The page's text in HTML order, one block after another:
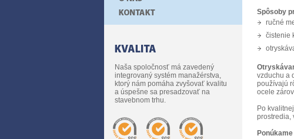
Naša spoločnosť má zavedený
integrovaný systém manažérstva,
ktorý nám pomáha zvyšovať kvalitu
a úspešne sa presadzovať na
stavebnom trhu.
Spôsoby
ručné
čistenie
vzduchu a
používajú
ocele
Po
prostredia,
Ponúkame